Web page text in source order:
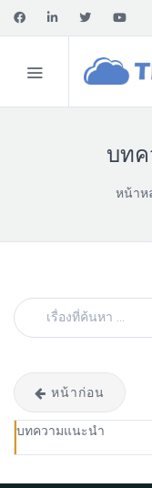
บทค
หน้าห
หน้าก่อน
บทความแนะนำ